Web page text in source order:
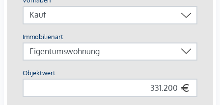
Fernwärme, für ein behagliches Raumklima sorgt.
Außenliegender, elektrischer Sonnenschutz und
Klimaanlagen in den Dachgeschoßwohnungen
gewährleisten ein angenehmes Wohnambiente, selbst an
den heißesten Tagen.
AUSSTATTUNG
Stilvolle Markenfliesen